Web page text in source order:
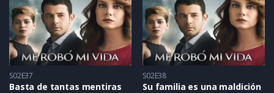
S02E37
Basta de tantas mentiras
S02E38
Su familia es una maldición